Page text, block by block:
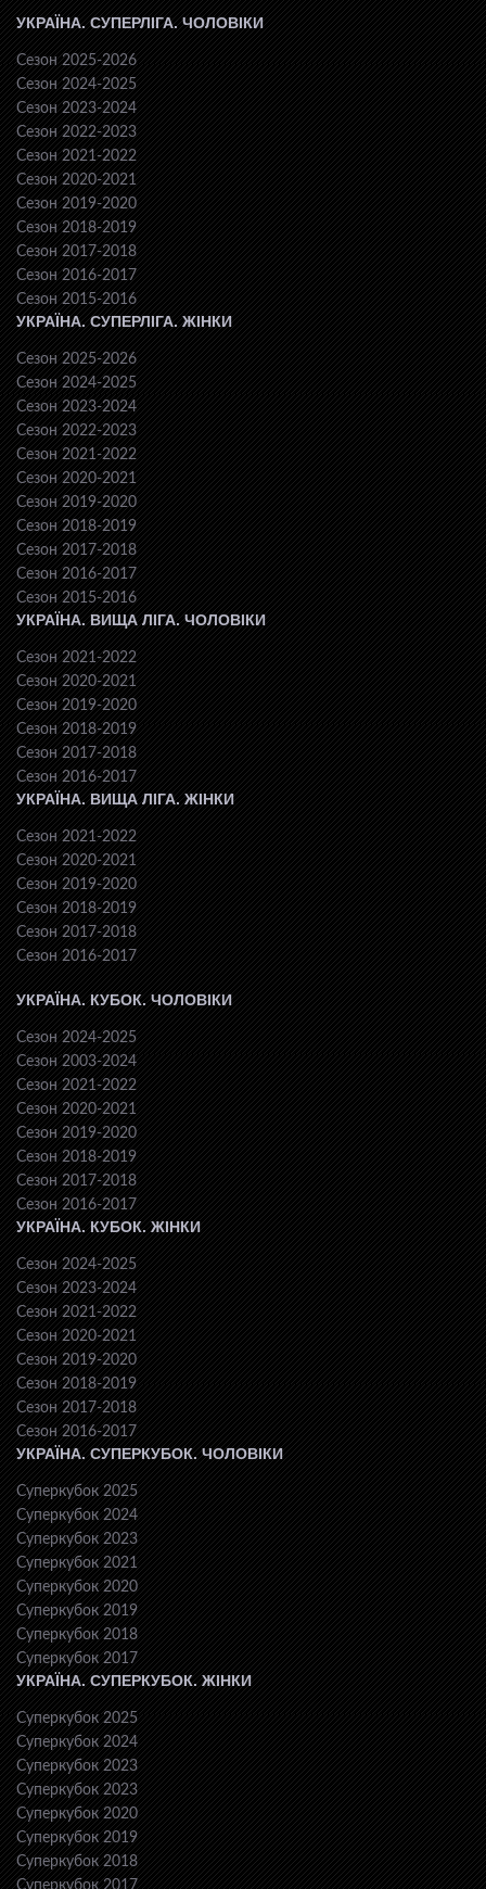
УКРАЇНА. СУПЕРЛІГА. ЧОЛОВІКИ
Сезон 2025-2026
Сезон 2024-2025
Сезон 2023-2024
Сезон 2022-2023
Сезон 2021-2022
Сезон 2020-2021
Сезон 2019-2020
Сезон 2018-2019
Сезон 2017-2018
Сезон 2016-2017
Сезон 2015-2016
УКРАЇНА. СУПЕРЛІГА. ЖІНКИ
Сезон 2025-2026
Сезон 2024-2025
Сезон 2023-2024
Сезон 2022-2023
Сезон 2021-2022
Сезон 2020-2021
Сезон 2019-2020
Сезон 2018-2019
Сезон 2017-2018
Сезон 2016-2017
Сезон 2015-2016
УКРАЇНА. ВИЩА ЛІГА. ЧОЛОВІКИ
Сезон 2021-2022
Сезон 2020-2021
Сезон 2019-2020
Сезон 2018-2019
Сезон 2017-2018
Сезон 2016-2017
УКРАЇНА. ВИЩА ЛІГА. ЖІНКИ
Сезон 2021-2022
Сезон 2020-2021
Сезон 2019-2020
Сезон 2018-2019
Сезон 2017-2018
Сезон 2016-2017
УКРАЇНА. КУБОК. ЧОЛОВІКИ
Сезон 2024-2025
Сезон 2003-2024
Сезон 2021-2022
Сезон 2020-2021
Сезон 2019-2020
Сезон 2018-2019
Сезон 2017-2018
Сезон 2016-2017
УКРАЇНА. КУБОК. ЖІНКИ
Сезон 2024-2025
Сезон 2023-2024
Сезон 2021-2022
Сезон 2020-2021
Сезон 2019-2020
Сезон 2018-2019
Сезон 2017-2018
Сезон 2016-2017
УКРАЇНА. СУПЕРКУБОК. ЧОЛОВІКИ
Суперкубок 2025
Суперкубок 2024
Суперкубок 2023
Суперкубок 2021
Суперкубок 2020
Суперкубок 2019
Суперкубок 2018
Суперкубок 2017
УКРАЇНА. СУПЕРКУБОК. ЖІНКИ
Суперкубок 2025
Суперкубок 2024
Суперкубок 2023
Суперкубок 2023
Суперкубок 2020
Суперкубок 2019
Суперкубок 2018
Суперкубок 2017